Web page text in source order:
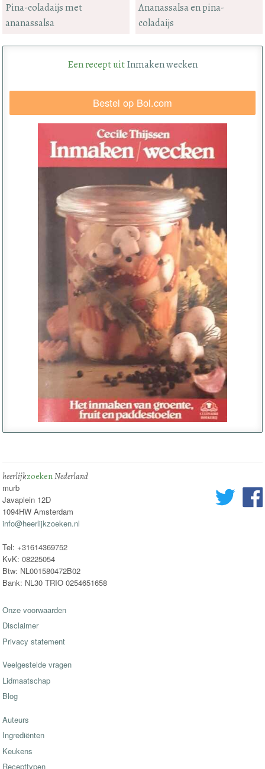
Ananassalsa en pina-
coladaijs
Pina-coladaijs met
ananassalsa
Een recept uitInmaken wecken
Bestel op Bol.com
heerlijkzoekenNederland
murb
Javaplein 12D
1094HW Amsterdam
info@heerlijkzoeken.nl
Tel: +31614369752
KvK: 08225054
Btw: NL001580472B02
Bank: NL30 TRIO 0254651658
Onze voorwaarden
Disclaimer
Privacy statement
Veelgestelde vragen
Lidmaatschap
Blog
Auteurs
Ingrediënten
Keukens
Recepttypen